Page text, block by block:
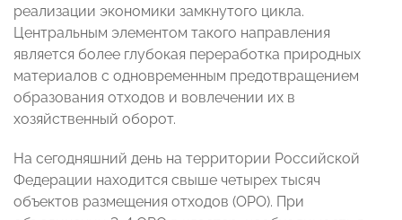
реализации экономики замкнутого цикла.
Центральным элементом такого направления
является более глубокая переработка природных
материалов с одновременным предотвращением
образования отходов и вовлечении их в
хозяйственный оборот.
На сегодняшний день на территории Российской
Федерации находится свыше четырех тысяч
объектов размещения отходов (ОРО). При